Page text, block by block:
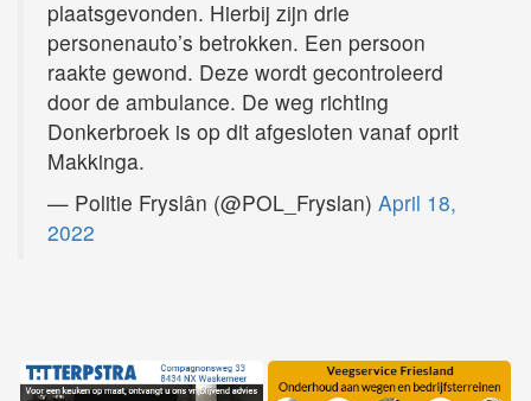
plaatsgevonden. Hierbij zijn drie
personenauto’s betrokken. Een persoon
raakte gewond. Deze wordt gecontroleerd
door de ambulance. De weg richting
Donkerbroek is op dit afgesloten vanaf oprit
Makkinga.
— Politie Fryslân (@POL_Fryslan) April 18,
2022